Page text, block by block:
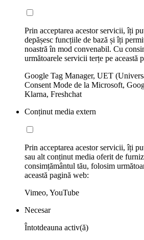
Prin acceptarea acestor servicii, îți
depășesc funcțiile de bază și îți
noastră în mod convenabil. Cu
următoarele servicii terțe pe această
Google Tag Manager, UET
Consent Mode de la Microsoft,
Klarna, Freshchat
Conținut media extern
Prin acceptarea acestor servicii, îți
sau alt conținut media oferit de
consimțământul tău, folosim
această pagină web:
Vimeo, YouTube
Necesar
Întotdeauna activ(ă)